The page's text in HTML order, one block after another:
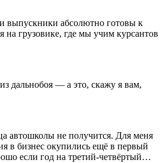
выпускники абсолютно готовы к
на грузовике, где мы учим курсантов
дальнобоя — а это, скажу я вам,
автошколы не получится. Для меня
в бизнес окупились ещё в первый
если год на третий-четвёртый…